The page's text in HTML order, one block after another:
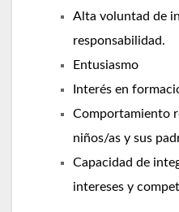
Alta voluntad de
responsabilidad.
Entusiasmo
Interés en
Comportamiento
niños/as y sus
Capacidad de
intereses y